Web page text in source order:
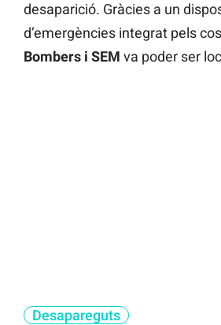
desaparició. Gràcies a un
d’emergències integrat pels
Bombers i SEM va poder ser
Desapareguts